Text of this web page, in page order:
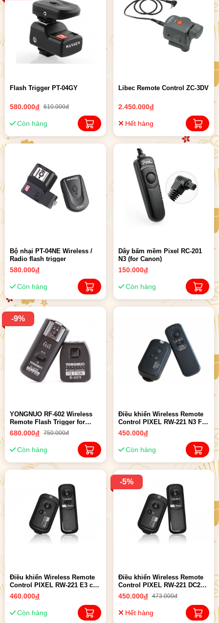
Flash Trigger PT-04GY
580.000đ 610.000đ
Còn hàng
Libec Remote Control ZC-3DV
2.450.000đ
Hết hàng
Bộ nhại PT-04NE Wireless /
Radio flash trigger
580.000đ
Còn hàng
Dây bấm mềm Pixel RC-201
N3 (for Canon)
150.000đ
Còn hàng
-9%
YONGNUO RF-602 Wireless
Remote Flash Trigger for
Canon
680.000đ 750.000đ
Còn hàng
Điều khiển Wireless Remote
Control PIXEL RW-221 N3 For
Canon
450.000đ
Còn hàng
Điều khiển Wireless Remote
Control PIXEL RW-221 E3 cho
Canon
460.000đ
Còn hàng
-5%
Điều khiển Wireless Remote
Control PIXEL RW-221 DC2
cho Nikon
450.000đ 473.000đ
Hết hàng